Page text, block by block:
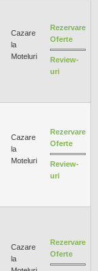
Cazare
la
Moteluri
Rezervare
Oferte
Review-
uri
Cazare
la
Moteluri
Rezervare
Oferte
Review-
uri
Cazare
la
Rezervare
Oferte